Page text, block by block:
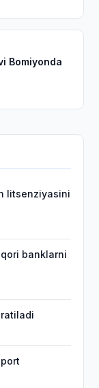
Bomiyonda
litsenziyasini
banklarni